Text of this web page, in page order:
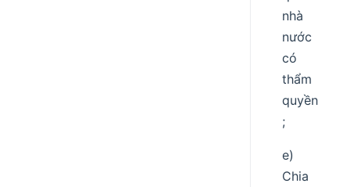
nhà
nước
có
thẩm
quyền
;
e)
Chia